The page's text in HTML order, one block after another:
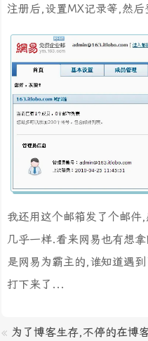
注册后,设置MX记录等,然
我还用这个邮箱发了个邮
几乎一样.看来网易也有想
是网易为霸主的,谁知道遇
打下来了...
« 为了博客生存,不停的在博